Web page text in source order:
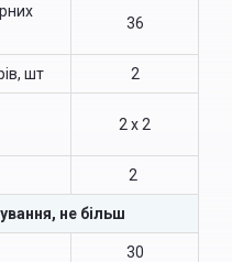
36
шт 2
2 х 2
2
не більш
30